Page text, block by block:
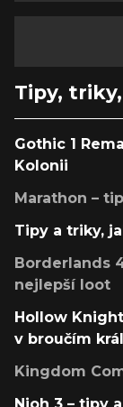
Tipy,
Gothic 1
Kolonii
Marathon –
Tipy a triky,
Borderlands
nejlepší loot
Hollow
v broučím
Kingdom